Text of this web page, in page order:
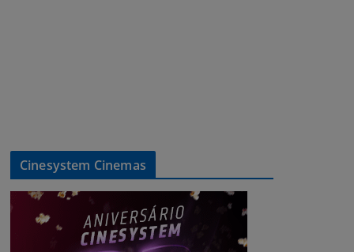
Cinesystem Cinemas